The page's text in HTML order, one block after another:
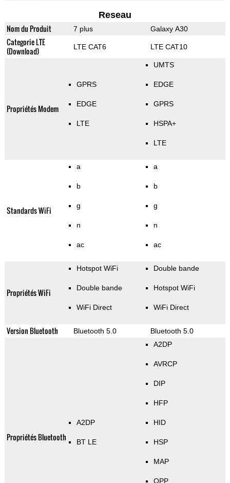
Reseau
Nom du Produit 7 plus Galaxy A30
Categorie LTE
(Download)
LTE CAT6 LTE CAT10
Propriétés Modem
GPRS
EDGE
LTE
UMTS
EDGE
GPRS
HSPA+
LTE
Standards WiFi
a
b
g
n
ac
a
b
g
n
ac
Propriétés WiFi
Hotspot WiFi
Double bande
WiFi Direct
Double bande
Hotspot WiFi
WiFi Direct
Version Bluetooth Bluetooth 5.0 Bluetooth 5.0
Propriétés Bluetooth
A2DP
BT LE
A2DP
AVRCP
DIP
HFP
HID
HSP
MAP
OPP